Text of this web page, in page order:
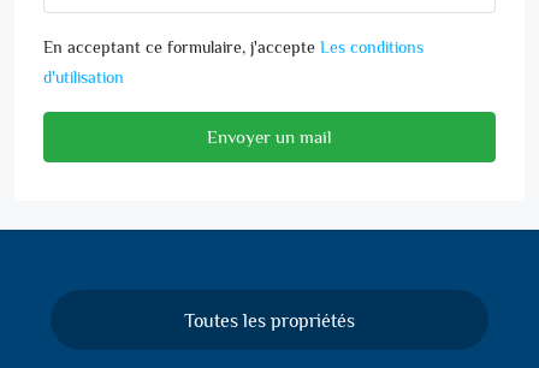
En acceptant ce formulaire, j'accepte Les conditions
d'utilisation
Envoyer un mail
Toutes les propriétés